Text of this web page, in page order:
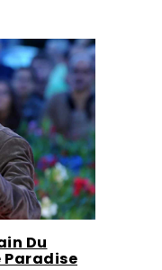
Du
Paradise